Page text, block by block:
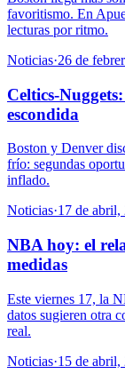
favoritismo. En
lecturas por ritmo.
Noticias·26 de
Celtics-
escondida
Boston y Denver
frío: segundas
inflado.
Noticias·17 de abril,
NBA hoy: el
medidas
Este viernes 17, la
datos sugieren otra
real.
Noticias·15 de abril,